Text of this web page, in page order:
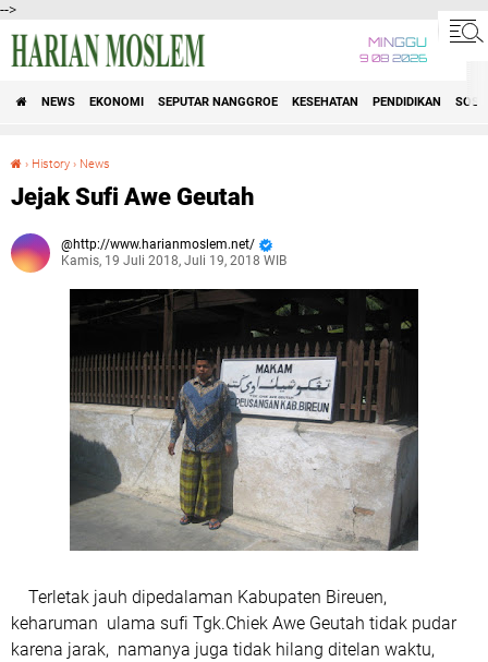
-->
MINGGU
9 08 2026
NEWS EKONOMI SEPUTAR NANGGROE KESEHATAN PENDIDIKAN
› History › News
Jejak Sufi Awe Geutah
http://www.harianmoslem.net/
Kamis, 19 Juli 2018, Juli 19, 2018 WIB
Terletak jauh dipedalaman Kabupaten Bireuen,
keharuman ulama sufi Tgk.Chiek Awe Geutah tidak pudar
karena jarak, namanya juga tidak hilang ditelan waktu,